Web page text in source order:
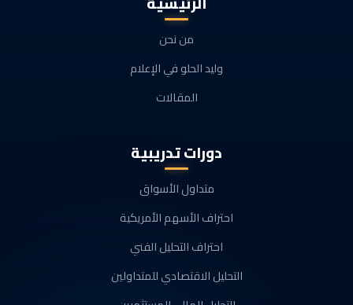
من نحن
وليد الحلو في الإعلام
المقالات
دورات تدريبية
متداول الأسواق
احتراف الأسهم الأمريكية
احتراف التحليل الفني
التحليل الاقتصادي للمتداولين